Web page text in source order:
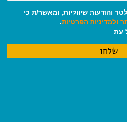
והודעות שיווקיות, ומאשר/ת כי
ולמדיניות הפרטיות.
עת